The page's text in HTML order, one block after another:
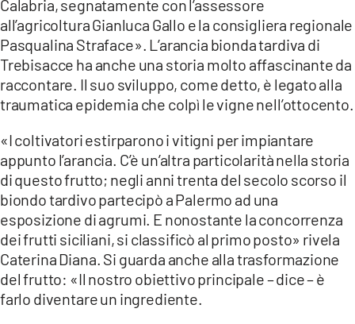
Calabria, segnatamente con l’assessore
all’agricoltura Gianluca Gallo e la consigliera regionale
Pasqualina Straface». L’arancia bionda tardiva di
Trebisacce ha anche una storia molto affascinante da
raccontare. Il suo sviluppo, come detto, è legato alla
traumatica epidemia che colpì le vigne nell’ottocento.
«I coltivatori estirparono i vitigni per impiantare
appunto l’arancia. C’è un’altra particolarità nella storia
di questo frutto; negli anni trenta del secolo scorso il
biondo tardivo partecipò a Palermo ad una
esposizione di agrumi. E nonostante la concorrenza
dei frutti siciliani, si classificò al primo posto» rivela
Caterina Diana. Si guarda anche alla trasformazione
del frutto: «Il nostro obiettivo principale – dice – è
farlo diventare un ingrediente.